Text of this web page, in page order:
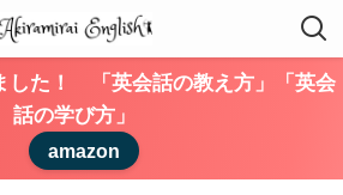
した！ 「英会話の教え方」「英会
話の学び方」
amazon